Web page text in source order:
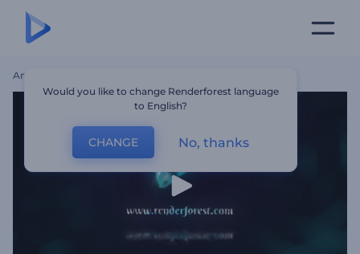
Ana Sayfa
Would you like to change Renderforest language
to English?
CHANGE No, thanks